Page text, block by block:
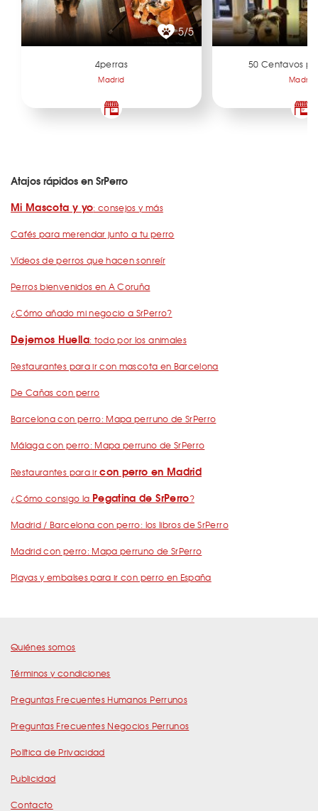
5/5
4perras
Madrid
50 Centavos
Madrid
Atajos rápidos en SrPerro
Mi Mascota y yo: consejos y más
Cafés para merendar junto a tu perro
Vídeos de perros que hacen sonreír
Perros bienvenidos en A Coruña
¿Cómo añado mi negocio a SrPerro?
Dejemos Huella: todo por los animales
Restaurantes para ir con mascota en Barcelona
De Cañas con perro
Barcelona con perro: Mapa perruno de SrPerro
Málaga con perro: Mapa perruno de SrPerro
Restaurantes para ircon perro en Madrid
¿Cómo consigo la Pegatina de SrPerro?
Madrid / Barcelona con perro: los libros de SrPerro
Madrid con perro: Mapa perruno de SrPerro
Playas y embalses para ir con perro en España
Quiénes somos
Términos y condiciones
Preguntas Frecuentes Humanos Perrunos
Preguntas Frecuentes Negocios Perrunos
Política de Privacidad
Publicidad
Contacto